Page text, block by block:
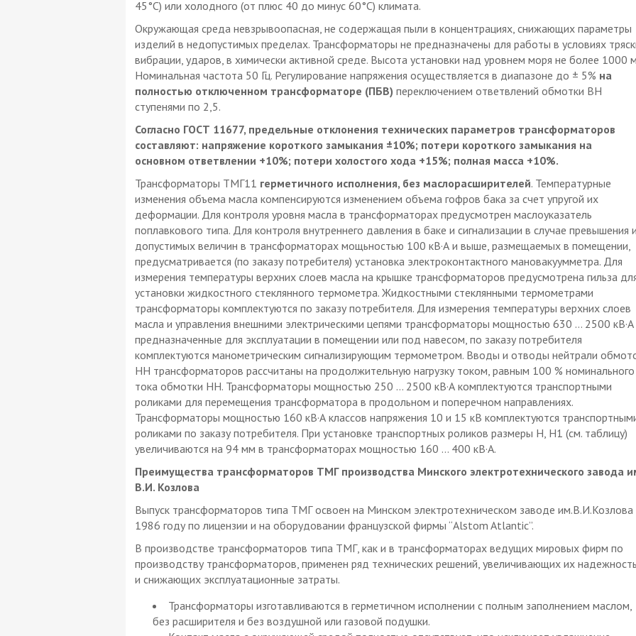
45°С) или холодного (от плюс 40 до минус 60°С) климата.
Окружающая среда невзрывоопасная, не содержащая пыли в концентрациях, снижающих параметры
изделий в недопустимых пределах. Трансформаторы не предназначены для работы в условиях
вибрации, ударов, в химически активной среде. Высота установки над уровнем моря не более 1000
Номинальная частота 50 Гц. Регулирование напряжения осуществляется в диапазоне до ± 5% на
полностью отключенном трансформаторе (ПБВ) переключением ответвлений обмотки ВН
ступенями по 2,5.
Согласно ГОСТ 11677, предельные отклонения технических параметров трансформаторов
составляют: напряжение короткого замыкания ±10%; потери короткого замыкания на
основном ответвлении +10%; потери холостого хода +15%; полная масса +10%.
Трансформаторы ТМГ11 герметичного исполнения, без маслорасширителей. Температурные
изменения объема масла компенсируются изменением объема гофров бака за счет упругой их
деформации. Для контроля уровня масла в трансформаторах предусмотрен маслоуказатель
поплавкового типа. Для контроля внутреннего давления в баке и сигнализации в случае превышения
допустимых величин в трансформаторах мощьностью 100 кВ·А и выше, размещаемых в помещении,
предусматривается (по заказу потребителя) установка электроконтактного мановакуумметра. Для
измерения температуры верхних слоев масла на крышке трансформаторов предусмотрена гильза
установки жидкостного стеклянного термометра. Жидкостными стеклянными термометрами
трансформаторы комплектуются по заказу потребителя. Для измерения температуры верхних слоев
масла и управления внешними электрическими цепями трансформаторы мощностью 630 … 2500 кВ·А
предназначенные для эксплуатации в помещении или под навесом, по заказу потребителя
комплектуются манометрическим сигнализирующим термометром. Вводы и отводы нейтрали
НН трансформаторов рассчитаны на продолжительную нагрузку током, равным 100 % номинального
тока обмотки НН. Трансформаторы мощностью 250 … 2500 кВ·А комплектуются транспортными
роликами для перемещения трансформатора в продольном и поперечном направлениях.
Трансформаторы мощностью 160 кВ·А классов напряжения 10 и 15 кВ комплектуются
роликами по заказу потребителя. При установке транспортных роликов размеры Н, Н1 (см. таблицу)
увеличиваются на 94 мм в трансформаторах мощностью 160 … 400 кВ·А.
Преимущества трансформаторов ТМГ производства Минского электротехнического завода
В.И. Козлова
Выпуск трансформаторов типа ТМГ освоен на Минском электротехническом заводе им.В.И.Козлова
1986 году по лицензии и на оборудовании французской фирмы “Alstom Atlantic”.
В производстве трансформаторов типа ТМГ, как и в трансформаторах ведущих мировых фирм по
производству трансформаторов, применен ряд технических решений, увеличивающих их надежность
и снижающих эксплуатационные затраты.
Трансформаторы изготавливаются в герметичном исполнении с полным заполнением маслом,
без расширителя и без воздушной или газовой подушки.